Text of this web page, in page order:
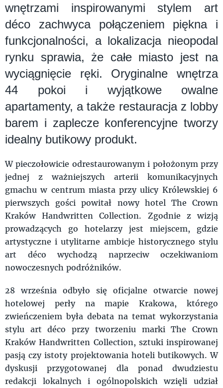
wnętrzami inspirowanymi stylem art
déco zachwyca połączeniem piękna i
funkcjonalności, a lokalizacja nieopodal
rynku sprawia, że całe miasto jest na
wyciągnięcie ręki. Oryginalne wnętrza
44 pokoi i wyjątkowe owalne
apartamenty, a także restauracja z lobby
barem i zaplecze konferencyjne tworzy
idealny butikowy produkt.
W pieczołowicie odrestaurowanym i położonym przy
jednej z ważniejszych arterii komunikacyjnych
gmachu w centrum miasta przy ulicy Królewskiej 6
pierwszych gości powitał nowy hotel The Crown
Kraków Handwritten Collection. Zgodnie z wizją
prowadzących go hotelarzy jest miejscem, gdzie
artystyczne i utylitarne ambicje historycznego stylu
art déco wychodzą naprzeciw oczekiwaniom
nowoczesnych podróżników.
28 września odbyło się oficjalne otwarcie nowej
hotelowej perły na mapie Krakowa, którego
zwieńczeniem była debata na temat wykorzystania
stylu art déco przy tworzeniu marki The Crown
Kraków Handwritten Collection, sztuki inspirowanej
pasją czy istoty projektowania hoteli butikowych. W
dyskusji przygotowanej dla ponad dwudziestu
redakcji lokalnych i ogólnopolskich wzięli udział